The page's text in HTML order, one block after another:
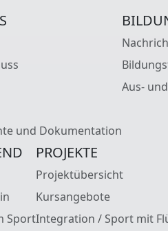
und Dokumentation
Aus-
Sport
PROJEKTE
Projektübersicht
Kursangebote
Integration / Sport mit